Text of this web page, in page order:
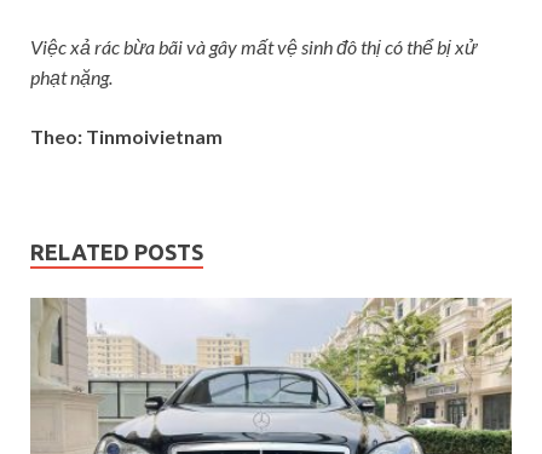
Việc xả rác bừa bãi và gây mất vệ sinh đô thị có thể bị xử
phạt nặng.
Theo: Tinmoivietnam
RELATED POSTS